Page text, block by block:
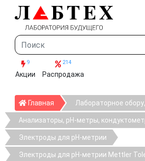
9
Акции
214
Распродажа
Главная ГлавнаяЛабораторное
Анализаторы, рН-метры,
Электроды для pH-метрии
Электроды для pH-метрии Mettler